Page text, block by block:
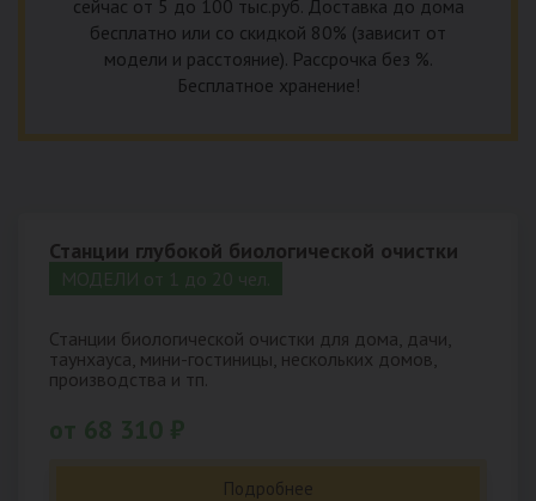
сейчас от 5 до 100 тыс.руб. Доставка до дома
бесплатно или со скидкой 80% (зависит от
модели и расстояние). Рассрочка без %.
Бесплатное хранение!
Станции глубокой биологической очистки
Станции биологической очистки для дома, дачи,
таунхауса, мини-гостиницы, нескольких домов,
производства и тп.
Подробнее